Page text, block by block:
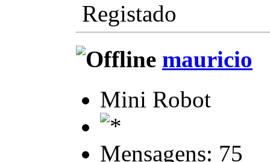
Registado
mauricio
Mini Robot
Mensagens: 75